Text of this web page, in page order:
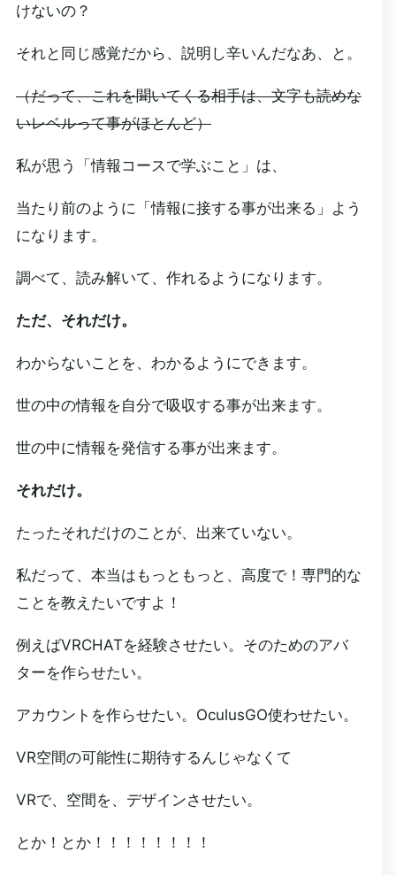
けないの？
それと同じ感覚だから、説明し辛いんだなあ、と。
（だって、これを聞いてくる相手は、文字も読めな
いレベルって事がほとんど）
私が思う「情報コースで学ぶこと」は、
当たり前のように「情報に接する事が出来る」よう
になります。
調べて、読み解いて、作れるようになります。
ただ、それだけ。
わからないことを、わかるようにできます。
世の中の情報を自分で吸収する事が出来ます。
世の中に情報を発信する事が出来ます。
それだけ。
たったそれだけのことが、出来ていない。
私だって、本当はもっともっと、高度で！専門的な
ことを教えたいですよ！
例えばVRCHATを経験させたい。そのためのアバ
ターを作らせたい。
アカウントを作らせたい。OculusGO使わせたい。
VR空間の可能性に期待するんじゃなくて
VRで、空間を、デザインさせたい。
とか！とか！！！！！！！！